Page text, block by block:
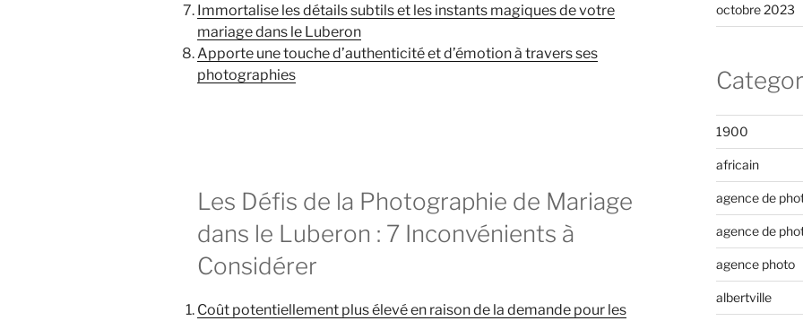
Immortalise les détails subtils et les instants magiques de votre
mariage dans le Luberon
Apporte une touche d’authenticité et d’émotion à travers ses
photographies
Les Défis de la Photographie de Mariage
dans le Luberon : 7 Inconvénients à
Considérer
Coût potentiellement plus élevé en raison de la demande pour les
octobre 2023
1900
africain
agence de
agence de
agence photo
albertville